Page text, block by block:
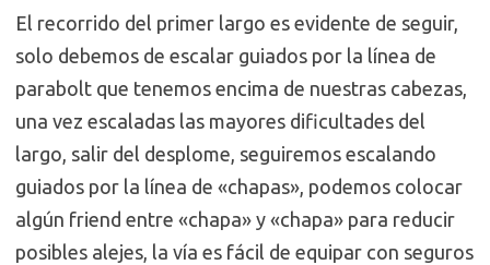
El recorrido del primer largo es evidente de seguir,
solo debemos de escalar guiados por la línea de
parabolt que tenemos encima de nuestras cabezas,
una vez escaladas las mayores dificultades del
largo, salir del desplome, seguiremos escalando
guiados por la línea de «chapas», podemos colocar
algún friend entre «chapa» y «chapa» para reducir
posibles alejes, la vía es fácil de equipar con seguros